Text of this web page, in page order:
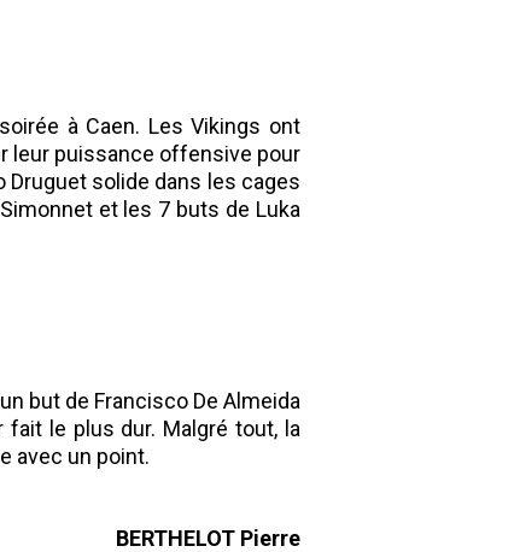
à Caen. Les Vikings ont
leur puissance offensive pour
Druguet solide dans les cages
et les 7 buts de Luka
but de Francisco De Almeida
le plus dur. Malgré tout, la
avec un point.
BERTHELOT Pierre